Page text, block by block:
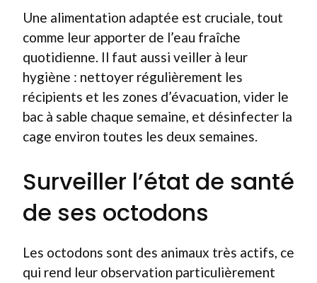
Une alimentation adaptée est cruciale, tout
comme leur apporter de l’eau fraîche
quotidienne. Il faut aussi veiller à leur
hygiène : nettoyer régulièrement les
récipients et les zones d’évacuation, vider le
bac à sable chaque semaine, et désinfecter la
cage environ toutes les deux semaines.
Surveiller l’état de santé
de ses octodons
Les octodons sont des animaux très actifs, ce
qui rend leur observation particulièrement